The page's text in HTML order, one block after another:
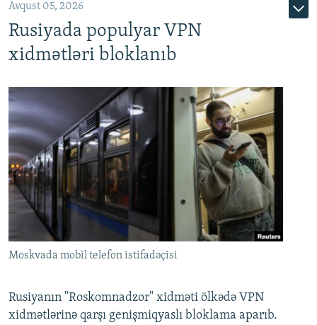
Avqust 05, 2026
Rusiyada populyar VPN
xidmətləri bloklanıb
Moskvada mobil telefon istifadəçisi
Rusiyanın "Roskomnadzor" xidməti ölkədə VPN
xidmətlərinə qarşı genişmiqyaslı bloklama aparıb.